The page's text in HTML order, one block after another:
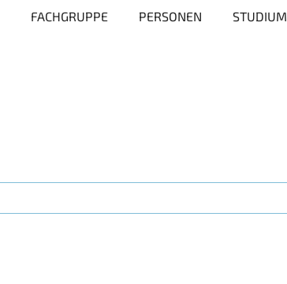
FACHGRUPPE PERSONEN STUDIUM